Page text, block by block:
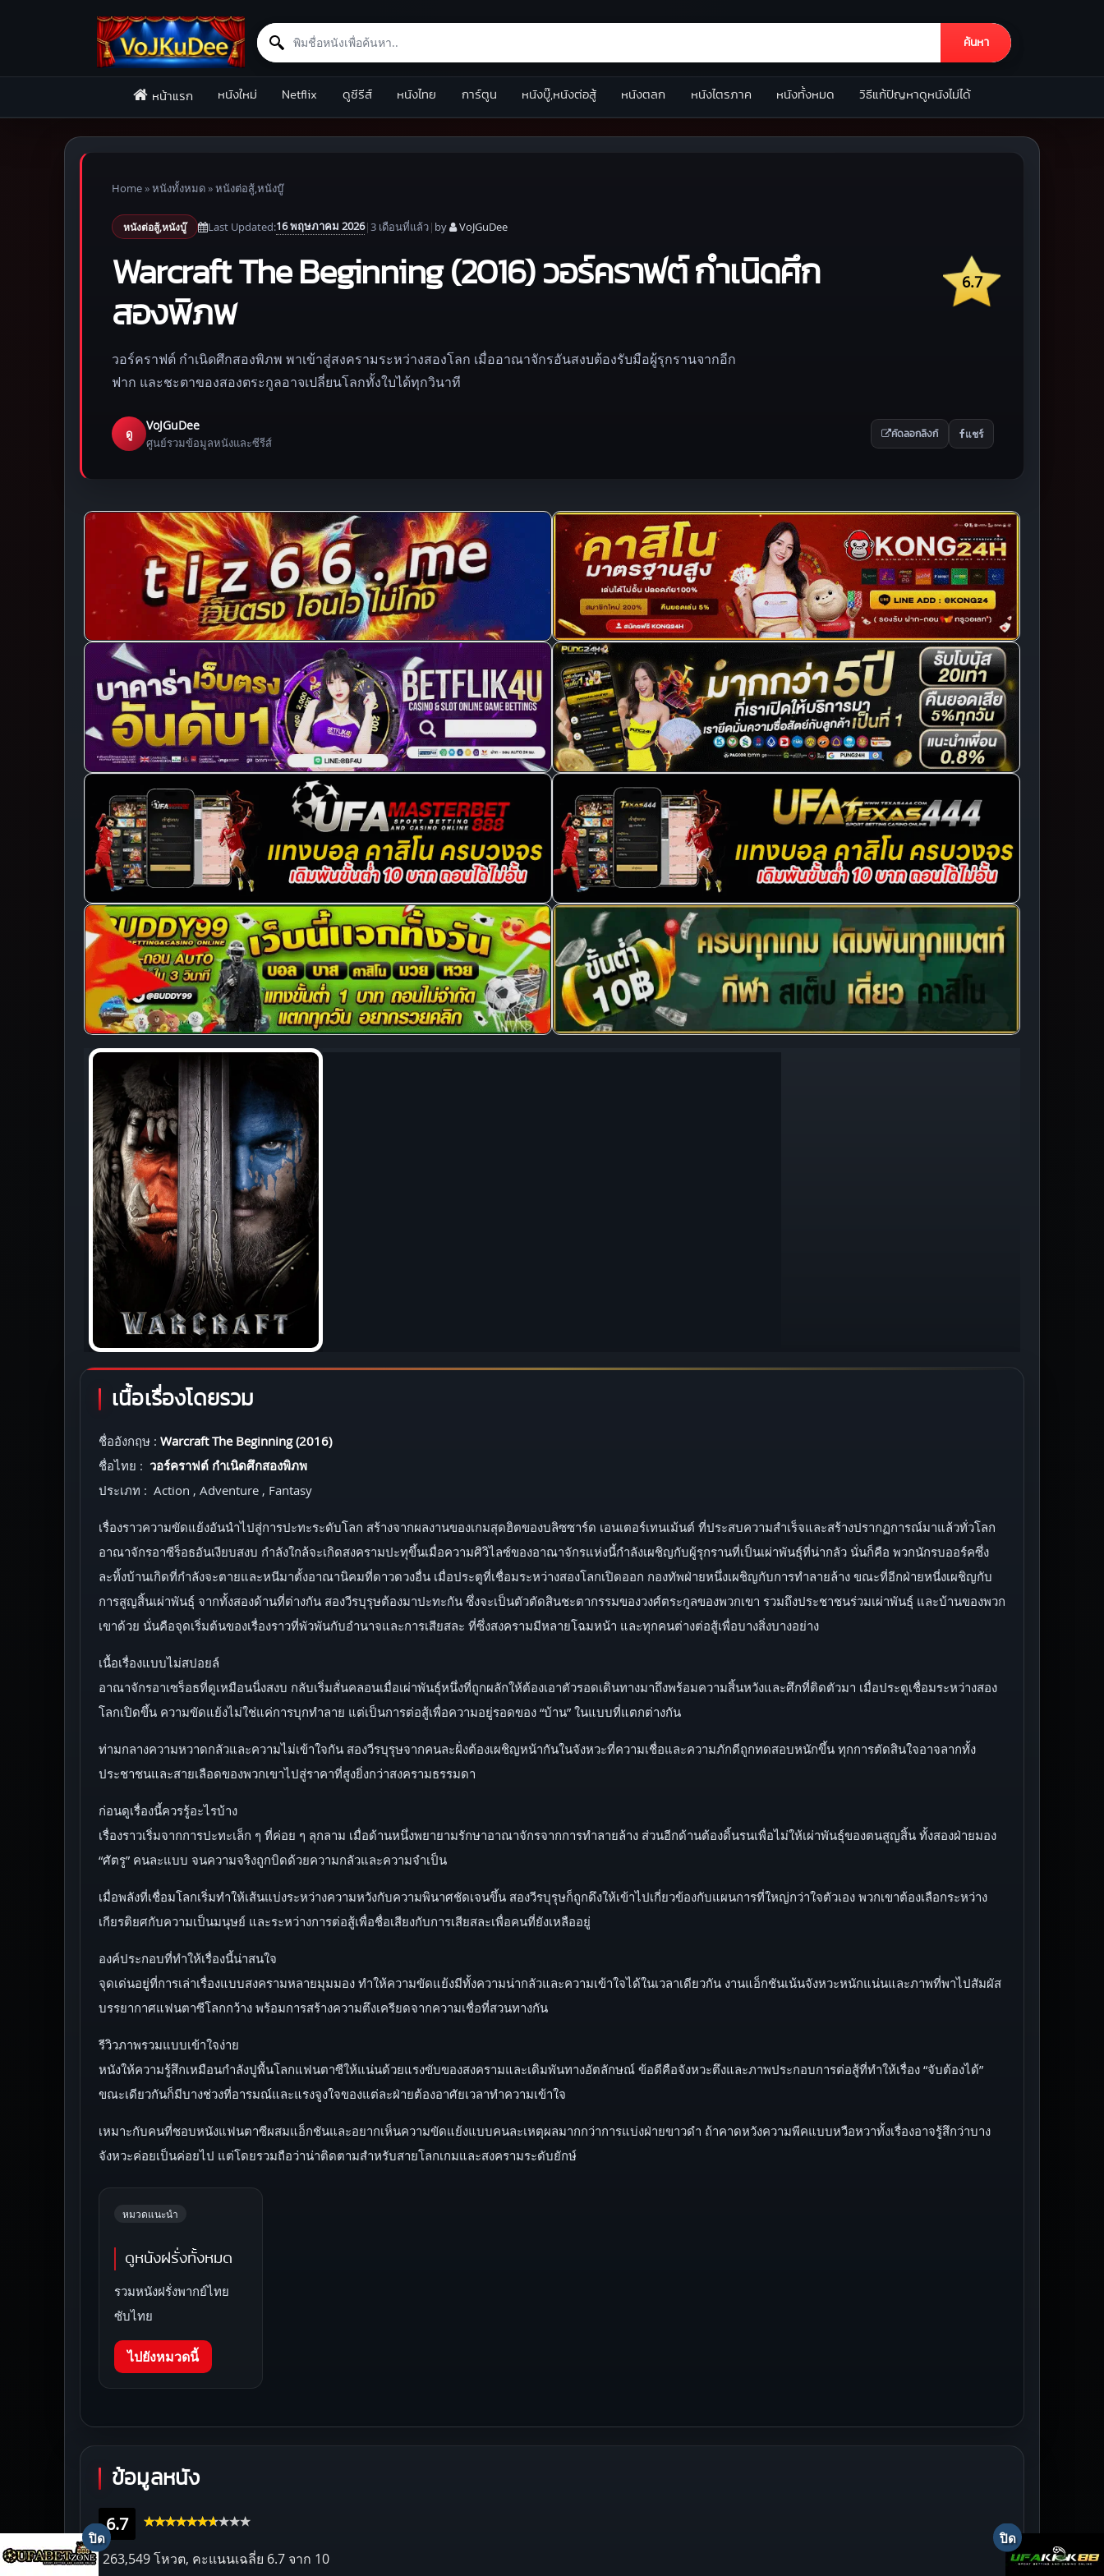
Search for:
ค้นหา
หน้าแรก หนังใหม่ Netflix ดูซีรีส์ หนังไทย การ์ตูน หนังบู๊,หนังต่อสู้ หนังตลก หนังไตรภาค หนังทั้งหมด วิธีแก้ปัญหาดูหนังไม่ได้
Home»หนังทั้งหมด»หนังต่อสู้,หนังบู๊
หนังต่อสู้,หนังบู๊ Last Updated:16 พฤษภาคม 2026|3 เดือนที่แล้ว| by VoJGuDee
6.7
Warcraft The Beginning (2016) วอร์คราฟต์ กำเนิดศึก
สองพิภพ
วอร์คราฟต์ กำเนิดศึกสองพิภพ พาเข้าสู่สงครามระหว่างสองโลก เมื่ออาณาจักรอันสงบต้องรับมือผู้รุกรานจากอีก
ฟาก และชะตาของสองตระกูลอาจเปลี่ยนโลกทั้งใบได้ทุกวินาที
ดู
VoJGuDee
ศูนย์รวมข้อมูลหนังและซีรีส์
คัดลอกลิงก์ แชร์
เนื้อเรื่องโดยรวม
ชื่ออังกฤษ : Warcraft The Beginning (2016)
ชื่อไทย : วอร์คราฟต์ กำเนิดศึกสองพิภพ
ประเภท : Action , Adventure , Fantasy
เรื่องราวความขัดแย้งอันนำไปสู่การปะทะระดับโลก สร้างจากผลงานของเกมสุดฮิตของบลิซซาร์ด เอนเตอร์เทนเม้นต์ ที่ประสบความสำเร็จและสร้างปรากฏการณ์มาแล้วทั่วโลก
อาณาจักรอาซีร็อธอันเงียบสงบ กำลังใกล้จะเกิดสงครามปะทุขึ้นเมื่อความศิวิไลซ์ของอาณาจักรแห่งนี้กำลังเผชิญกับผู้รุกรานที่เป็นเผ่าพันธุ์ที่น่ากลัว นั่นก็คือ พวกนักรบออร์คซึ่ง
ละทิ้งบ้านเกิดที่กำลังจะตายและหนีมาตั้งอาณานิคมที่ดาวดวงอื่น เมื่อประตูที่เชื่อมระหว่างสองโลกเปิดออก กองทัพฝ่ายหนึ่งเผชิญกับการทำลายล้าง ขณะที่อีกฝ่ายหนี่งเผชิญกับ
การสูญสิ้นเผ่าพันธุ์ จากทั้งสองด้านที่ต่างกัน สองวีรบุรุษต้องมาปะทะกัน ซึ่งจะเป็นตัวตัดสินชะตากรรมของวงศ์ตระกูลของพวกเขา รวมถึงประชาชนร่วมเผ่าพันธุ์ และบ้านของพวก
เขาด้วย นั่นคือจุดเริ่มต้นของเรื่องราวที่พัวพันกับอำนาจและการเสียสละ ที่ซึ่งสงครามมีหลายโฉมหน้า และทุกคนต่างต่อสู้เพื่อบางสิ่งบางอย่าง
เนื้อเรื่องแบบไม่สปอยล์
อาณาจักรอาเซร็อธที่ดูเหมือนนิ่งสงบ กลับเริ่มสั่นคลอนเมื่อเผ่าพันธุ์หนึ่งที่ถูกผลักให้ต้องเอาตัวรอดเดินทางมาถึงพร้อมความสิ้นหวังและศึกที่ติดตัวมา เมื่อประตูเชื่อมระหว่างสอง
โลกเปิดขึ้น ความขัดแย้งไม่ใช่แค่การบุกทำลาย แต่เป็นการต่อสู้เพื่อความอยู่รอดของ “บ้าน” ในแบบที่แตกต่างกัน
ท่ามกลางความหวาดกลัวและความไม่เข้าใจกัน สองวีรบุรุษจากคนละฝั่งต้องเผชิญหน้ากันในจังหวะที่ความเชื่อและความภักดีถูกทดสอบหนักขึ้น ทุกการตัดสินใจอาจลากทั้ง
ประชาชนและสายเลือดของพวกเขาไปสู่ราคาที่สูงยิ่งกว่าสงครามธรรมดา
ก่อนดูเรื่องนี้ควรรู้อะไรบ้าง
เรื่องราวเริ่มจากการปะทะเล็ก ๆ ที่ค่อย ๆ ลุกลาม เมื่อด้านหนึ่งพยายามรักษาอาณาจักรจากการทำลายล้าง ส่วนอีกด้านต้องดิ้นรนเพื่อไม่ให้เผ่าพันธุ์ของตนสูญสิ้น ทั้งสองฝ่ายมอง
“ศัตรู” คนละแบบ จนความจริงถูกบิดด้วยความกลัวและความจำเป็น
เมื่อพลังที่เชื่อมโลกเริ่มทำให้เส้นแบ่งระหว่างความหวังกับความพินาศชัดเจนขึ้น สองวีรบุรุษก็ถูกดึงให้เข้าไปเกี่ยวข้องกับแผนการที่ใหญ่กว่าใจตัวเอง พวกเขาต้องเลือกระหว่าง
เกียรติยศกับความเป็นมนุษย์ และระหว่างการต่อสู้เพื่อชื่อเสียงกับการเสียสละเพื่อคนที่ยังเหลืออยู่
องค์ประกอบที่ทำให้เรื่องนี้น่าสนใจ
จุดเด่นอยู่ที่การเล่าเรื่องแบบสงครามหลายมุมมอง ทำให้ความขัดแย้งมีทั้งความน่ากลัวและความเข้าใจได้ในเวลาเดียวกัน งานแอ็กชันเน้นจังหวะหนักแน่นและภาพที่พาไปสัมผัส
บรรยากาศแฟนตาซีโลกกว้าง พร้อมการสร้างความตึงเครียดจากความเชื่อที่สวนทางกัน
รีวิวภาพรวมแบบเข้าใจง่าย
หนังให้ความรู้สึกเหมือนกำลังปูพื้นโลกแฟนตาซีให้แน่นด้วยแรงขับของสงครามและเดิมพันทางอัตลักษณ์ ข้อดีคือจังหวะตึงและภาพประกอบการต่อสู้ที่ทำให้เรื่อง “จับต้องได้”
ขณะเดียวกันก็มีบางช่วงที่อารมณ์และแรงจูงใจของแต่ละฝ่ายต้องอาศัยเวลาทำความเข้าใจ
เหมาะกับคนที่ชอบหนังแฟนตาซีผสมแอ็กชันและอยากเห็นความขัดแย้งแบบคนละเหตุผลมากกว่าการแบ่งฝ่ายขาวดำ ถ้าคาดหวังความพีคแบบหวือหวาทั้งเรื่องอาจรู้สึกว่าบาง
จังหวะค่อยเป็นค่อยไป แต่โดยรวมถือว่าน่าติดตามสำหรับสายโลกเกมและสงครามระดับยักษ์
หมวดแนะนำ
ดูหนังฝรั่งทั้งหมด
รวมหนังฝรั่งพากย์ไทย
ซับไทย
ไปยังหมวดนี้
ข้อมูลหนัง
6.7
263,549 โหวต, คะแนนเฉลี่ย 6.7 จาก 10